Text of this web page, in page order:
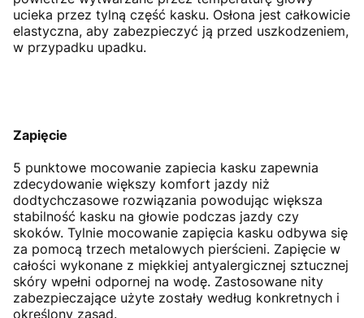
ucieka przez tylną część kasku. Osłona jest całkowicie
elastyczna, aby zabezpieczyć ją przed uszkodzeniem,
w przypadku upadku.
Zapięcie
5 punktowe mocowanie zapiecia kasku zapewnia
zdecydowanie większy komfort jazdy niż
dodtychczasowe rozwiązania powodując większa
stabilność kasku na głowie podczas jazdy czy
skoków. Tylnie mocowanie zapięcia kasku odbywa się
za pomocą trzech metalowych pierścieni. Zapięcie w
całości wykonane z miękkiej antyalergicznej sztucznej
skóry wpełni odpornej na wodę. Zastosowane nity
zabezpieczające użyte zostały według konkretnych i
określony zasad.